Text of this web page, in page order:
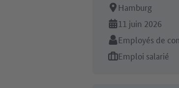
Lieu de travail:
Hamburg
En ligne depuis:
11 juin 2026
Secteur:
Employés de
Type d'offre
Emploi salarié